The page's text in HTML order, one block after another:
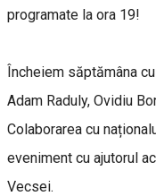
programate la ora 19!
Încheiem săptămâna
Adam Raduly, Ovidiu
Colaborarea cu
eveniment cu ajutorul
Vecsei.